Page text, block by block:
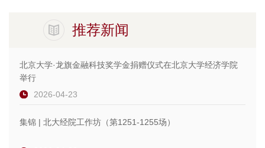
推荐新闻
北京大学·龙旗金融科技奖学金捐赠仪式在北京大学经济学院
举行
2026-04-23
集锦 | 北大经院工作坊（第1251-1255场）